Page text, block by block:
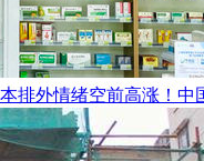
排外情绪空前高涨！中